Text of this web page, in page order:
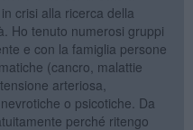
crisi alla ricerca della
Ho tenuto numerosi gruppi
e con la famiglia persone
(cancro, malattie
arteriosa,
o psicotiche. Da
perché ritengo